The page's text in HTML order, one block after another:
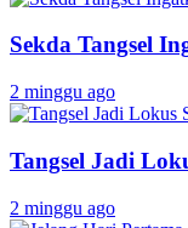
Sekda Tangsel
2 minggu ago
Tangsel Jadi
2 minggu ago